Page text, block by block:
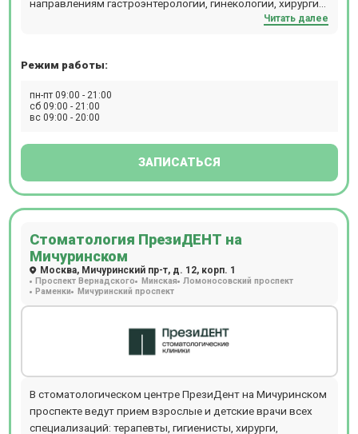
направлениям гастроэнтерологии, гинекологии, хирургии,
неврологии, отоларингологии, кардиологии, терапии и
Читать далее
Режим работы:
пн-пт 09:00 - 21:00
сб 09:00 - 21:00
вс 09:00 - 20:00
ЗАПИСАТЬСЯ
Стоматология ПрезиДЕНТ на
Мичуринском
Москва, Мичуринский пр-т, д. 12, корп. 1
Проспект Вернадского Минская
Ломоносовский проспект
Раменки Мичуринский проспект
В стоматологическом центре ПрезиДент на Мичуринском
проспекте ведут прием взрослые и детские врачи всех
специализаций: терапевты, гигиенисты, хирурги,